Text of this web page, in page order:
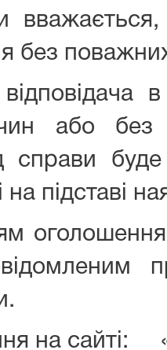
без
або без
справи
на підставі
на